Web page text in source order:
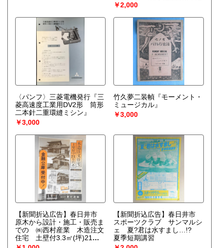
￥2,000
〈パンフ〉三菱電機発行『三
菱高速度工業用DV2形 筒形
二本針二重環縫ミシン』
￥3,000
竹久夢二装幀『モーメント・
ミュージカル』
￥3,000
【新聞折込広告】春日井市
原木から設計・施工・販売ま
での ㈱西村産業 木造注文
住宅 土壁付3.3㎡(坪)21万
円より
【新聞折込広告】春日井市
スポーツクラブ サンマルシ
ェ 夏?君は水すまし…!?
夏季短期講習